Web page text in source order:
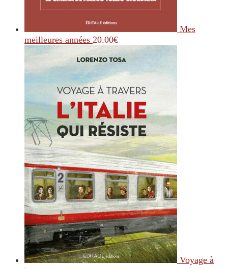
Mes
meilleures années 20.00€
Voyage à